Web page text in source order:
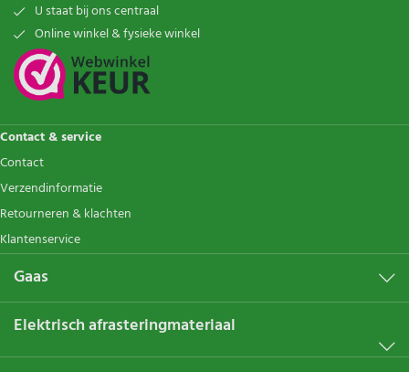
U staat bij ons centraal
Online winkel & fysieke winkel
Contact & service
Contact
Verzendinformatie
Retourneren & klachten
Klantenservice
Gaas
Elektrisch afrasteringmateriaal